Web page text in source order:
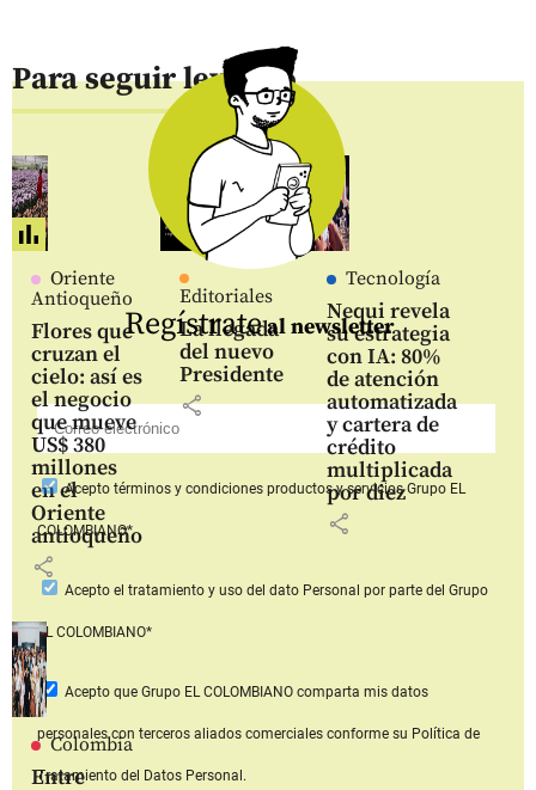
Para seguir leyendo
Oriente
Antioqueño
Flores que
cruzan el
cielo: así es
el negocio
que mueve
US$ 380
millones
en el
Oriente
antioqueño
share
Editoriales
La llegada
del nuevo
Presidente
share
Tecnología
Nequi revela
su estrategia
con IA: 80%
de atención
automatizada
y cartera de
crédito
multiplicada
por diez
share
Colombia
Entre
Regístrateal newsletter
Aceptotérminos y condiciones productos y serviciosGrupo EL
COLOMBIANO*
Acepto el tratamiento y uso del dato Personal por parte del Grupo
EL COLOMBIANO*
Acepto que Grupo EL COLOMBIANOcomparta mis datos
personales con terceros aliados comerciales conforme su Política de
Tratamiento del Datos Personal.